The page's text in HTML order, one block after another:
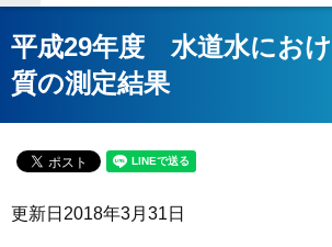
平成29年度 水道水にお
質の測定結果
更新日 2018年3月31日